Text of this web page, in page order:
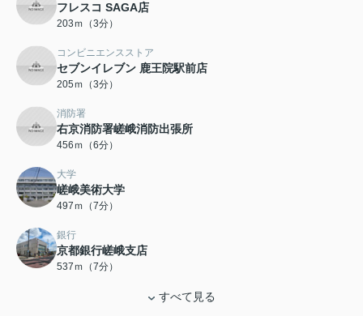
フレスコ SAGA店
203ｍ（3分）
コンビニエンスストア
セブンイレブン 鹿王院駅前店
205ｍ（3分）
消防署
右京消防署嵯峨消防出張所
456ｍ（6分）
大学
嵯峨美術大学
497ｍ（7分）
銀行
京都銀行嵯峨支店
537ｍ（7分）
すべて見る